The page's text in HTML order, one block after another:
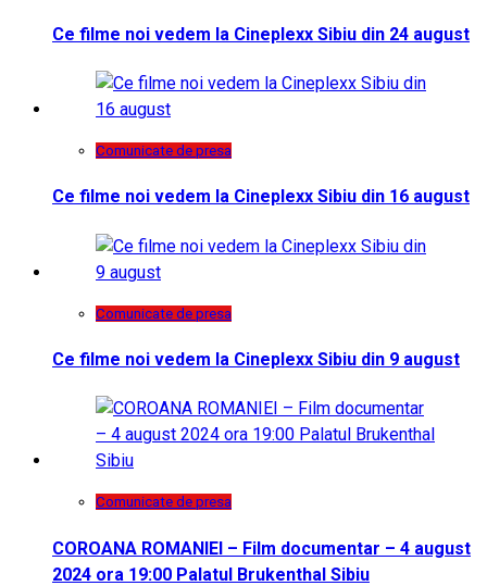
Ce filme noi vedem la Cineplexx Sibiu din 24 august
Comunicate de presa
Ce filme noi vedem la Cineplexx Sibiu din 16 august
Comunicate de presa
Ce filme noi vedem la Cineplexx Sibiu din 9 august
Comunicate de presa
COROANA ROMANIEI – Film documentar – 4 august
2024 ora 19:00 Palatul Brukenthal Sibiu